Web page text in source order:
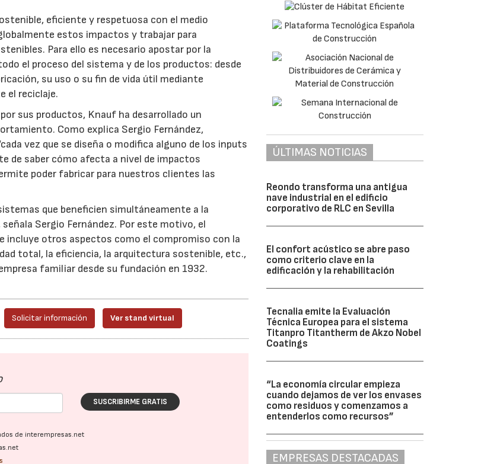
eficiente y respetuosa con el medio
estos impactos y trabajar para
Para ello es necesario apostar por la
el proceso del sistema y de los productos: desde
su uso o su fin de vida útil mediante
el reciclaje.
sus productos, Knauf ha desarrollado un
Como explica Sergio Fernández,
vez que se diseña o modifica alguno de los inputs
de saber cómo afecta a nivel de impactos
poder fabricar para nuestros clientes las
que beneficien simultáneamente a la
Sergio Fernández. Por este motivo, el
incluye otros aspectos como el compromiso con la
total, la eficiencia, la arquitectura sostenible, etc.,
familiar desde su fundación en 1932.
Solicitar información Ver stand virtual
SUSCRIBIRME GRATIS
de interempresas.net
ÚLTIMAS NOTICIAS
Reondo transforma una antigua
nave industrial en el edificio
corporativo de RLC en Sevilla
El confort acústico se abre paso
como criterio clave en la
edificación y la rehabilitación
Tecnalia emite la Evaluación
Técnica Europea para el sistema
Titanpro Titantherm de Akzo Nobel
Coatings
“La economía circular empieza
cuando dejamos de ver los envases
como residuos y comenzamos a
entenderlos como recursos”
EMPRESAS DESTACADAS